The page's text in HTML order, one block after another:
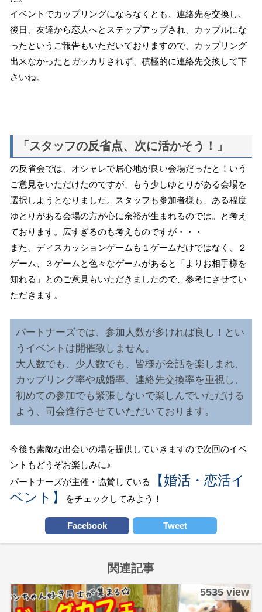
イベントでカップリングにならなくとも、連絡先を交換し、
後日、友達から恋人へとステップアップされ、カップルにな
ったというご報告もいただいておりますので、カップリング
出来なかったとガッカリされず、積極的に連絡先交換して下
さいね。
「スタッフの反省点、次に活かそう！」
の反省会では、オシャレで居心地が良い会場だったと！いう
ご意見をいただけたのですが、もう少しゆとりがある会場を
選択しようとなりました。スタッフも参加者様も、ある程度
ゆとりがある会場の方が心に余裕が生まれるのでは。と考え
ております。広すぎるのも考えものですが・・・
また、ディスカッションゲームも１ゲームだけではなく、２
ゲーム、３ゲームと色々なゲームがあると「よりお相手様を
知れる」とのご意見もいただきましたので、参考にさせてい
ただきます。
パートナーズでは、参加人数が多ければ良し！とい
うイベントは開催致しません。
大人数でも、少人数でも、皆様が会話を楽しまれ、
カップリング率や成婚率、連絡先交換率を重視し、
初めての参加でも緊張しないで楽しんでいただける
よう、司会進行させていただいております。
今後も素敵な出会いの場を提供していきますので次回のイベ
ントもどうぞお楽しみに♪
パートナーズが主催・協賛している
【婚活・恋活イ
ベント】
をチェックしてみよう！
Facebook Tweet
関連記事
5535 view